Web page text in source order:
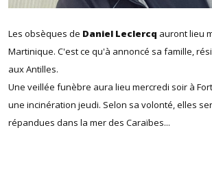
Les obsèques de Daniel Leclercq auront lieu
Martinique. C'est ce qu'à annoncé sa famille,
aux Antilles.
Une veillée funèbre aura lieu mercredi soir à
une incinération jeudi. Selon sa volonté, elles
répandues dans la mer des Caraïbes...